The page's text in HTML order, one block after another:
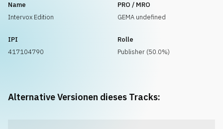
Name
Intervox Edition
PRO / MRO
GEMA undefined
IPI
417104790
Rolle
Publisher (50.0%)
Alternative Versionen dieses Tracks: